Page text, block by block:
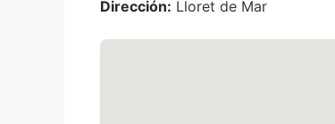
Dirección: Lloret de Mar